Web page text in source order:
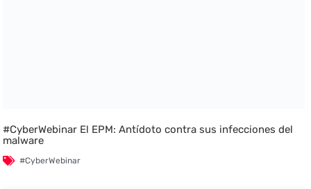
#CyberWebinar El EPM: Antídoto contra sus infecciones del
malware
#CyberWebinar